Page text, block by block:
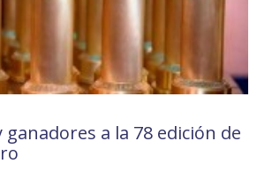
a la 78 edición de